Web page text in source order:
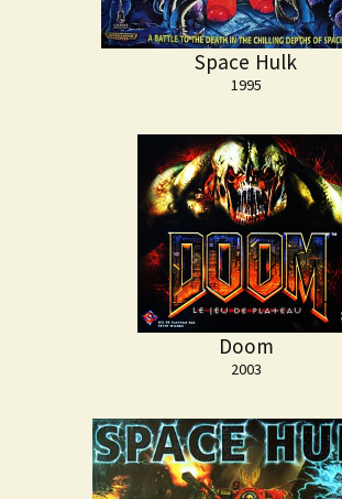
Space Hulk
1995
Doom
2003